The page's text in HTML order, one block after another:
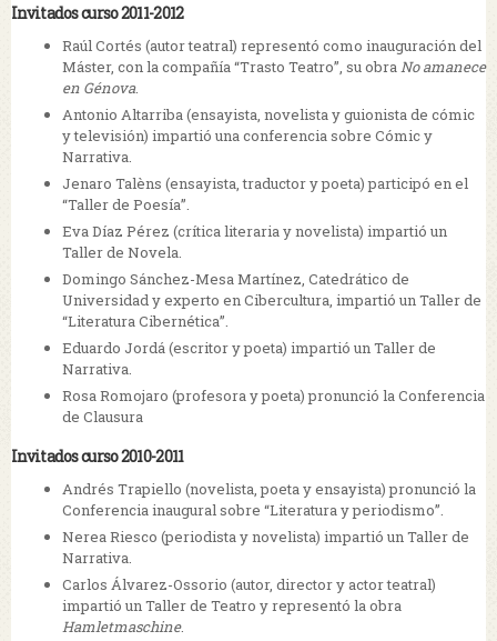
Invitados curso 2011-2012
Raúl Cortés (autor teatral) representó como inauguración del
Máster, con la compañía “Trasto Teatro”, su obra No amanece
en Génova.
Antonio Altarriba (ensayista, novelista y guionista de cómic
y televisión) impartió una conferencia sobre Cómic y
Narrativa.
Jenaro Talèns (ensayista, traductor y poeta) participó en el
“Taller de Poesía”.
Eva Díaz Pérez (crítica literaria y novelista) impartió un
Taller de Novela.
Domingo Sánchez-Mesa Martínez, Catedrático de
Universidad y experto en Cibercultura, impartió un Taller de
“Literatura Cibernética”.
Eduardo Jordá (escritor y poeta) impartió un Taller de
Narrativa.
Rosa Romojaro (profesora y poeta) pronunció la Conferencia
de Clausura
Invitados curso 2010-2011
Andrés Trapiello (novelista, poeta y ensayista) pronunció la
Conferencia inaugural sobre “Literatura y periodismo”.
Nerea Riesco (periodista y novelista) impartió un Taller de
Narrativa.
Carlos Álvarez-Ossorio (autor, director y actor teatral)
impartió un Taller de Teatro y representó la obra
Hamletmaschine.